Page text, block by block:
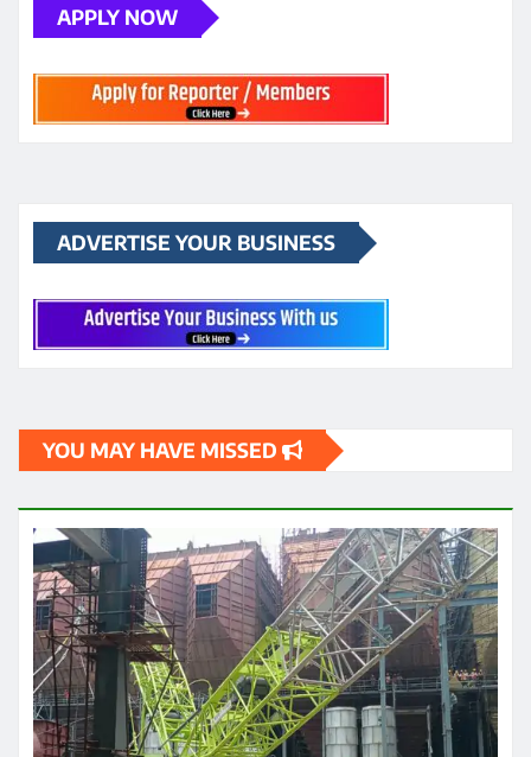
YOU MAY HAVE MISSED
छत्तीसगढ़ ब्रेकिंग न्यूज़ राज्य